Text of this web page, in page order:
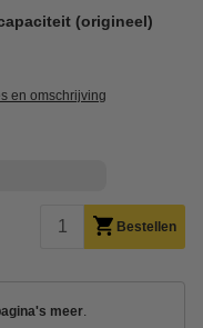
(origineel)
en omschrijving
Bestellen
meer